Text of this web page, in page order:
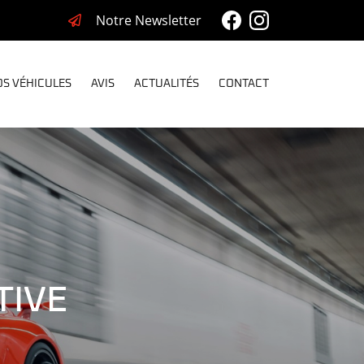
Notre Newsletter
VÉHICULES AVIS ACTUALITÉS CONTACT